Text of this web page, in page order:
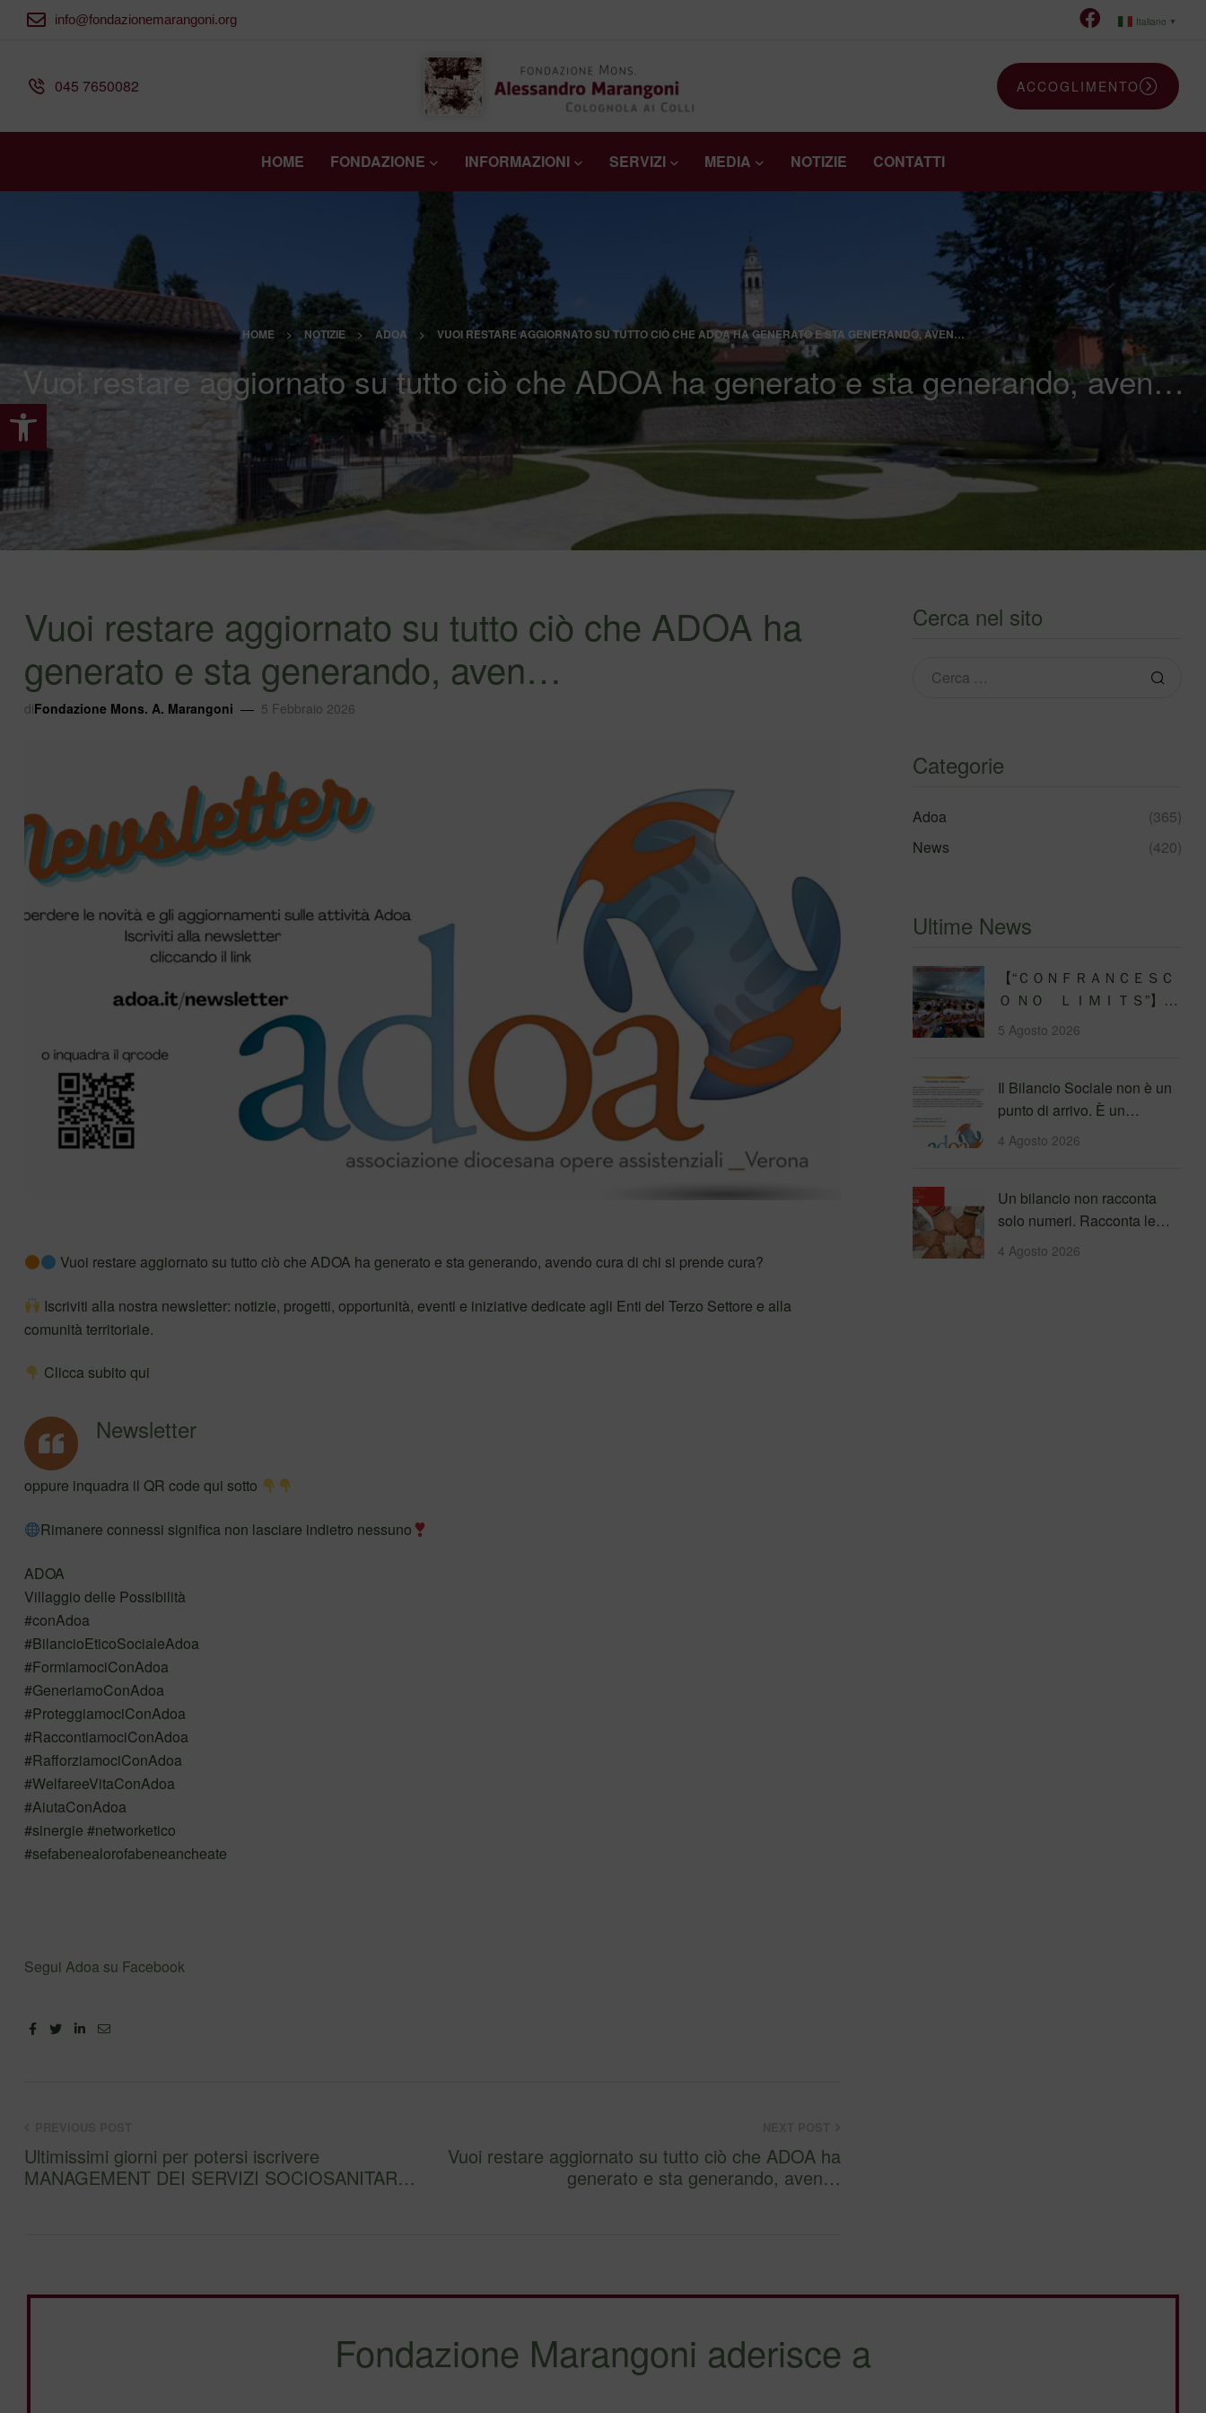
Apri la barra degli strumenti
info@fondazionemarangoni.org Italiano ▼
045 7650082 ACCOGLIMENTO
HOME FONDAZIONE INFORMAZIONI SERVIZI MEDIA NOTIZIE CONTATTI
HOME > NOTIZIE > ADOA > VUOI RESTARE AGGIORNATO SU TUTTO CIÒ CHE ADOA HA GENERATO E STA GENERANDO, AVEN…
Vuoi restare aggiornato su tutto ciò che ADOA ha generato e sta generando, aven…
Vuoi restare aggiornato su tutto ciò che ADOA ha
generato e sta generando, aven…
diFondazione Mons. A. Marangoni 5 Febbraio 2026
Vuoi restare aggiornato su tutto ciò che ADOA ha generato e sta generando, avendo cura di chi si prende cura?
Iscriviti alla nostra newsletter: notizie, progetti, opportunità, eventi e iniziative dedicate agli Enti del Terzo Settore e alla
comunità territoriale.
Clicca subito qui
Newsletter
oppure inquadra il QR code qui sotto
Rimanere connessi significa non lasciare indietro nessuno
ADOA
Villaggio delle Possibilità
#conAdoa
#BilancioEticoSocialeAdoa
#FormiamociConAdoa
#GeneriamoConAdoa
#ProteggiamociConAdoa
#RaccontiamociConAdoa
#RafforziamociConAdoa
#WelfareeVitaConAdoa
#AiutaConAdoa
#sinergie #networketico
#sefabenealorofabeneancheate
Segui Adoa su Facebook
FacebookTwitterLinkedin
Email
Ultimissimi giorni per potersi iscrivere
MANAGEMENT DEI SERVIZI SOCIOSANITAR…
Vuoi restare aggiornato su tutto ciò che ADOA ha
generato e sta generando, aven…
Cerca nel sito
Categorie
Adoa
(365)
News
(420)
Ultime News
【 “ＣＯＮＦＲＡＮＣＥＳＣ
Ｏ ＮＯ ＬＩＭＩＴＳ”】
Traversata dello Stretto di
Messina
5 Agosto 2026
Il Bilancio Sociale non è un
punto di arrivo. È un
percorso che genera
valore!…
4 Agosto 2026
Un bilancio non racconta
solo numeri. Racconta le
persone incontrate, i
percorsi…
4 Agosto 2026
Fondazione Marangoni aderisce a